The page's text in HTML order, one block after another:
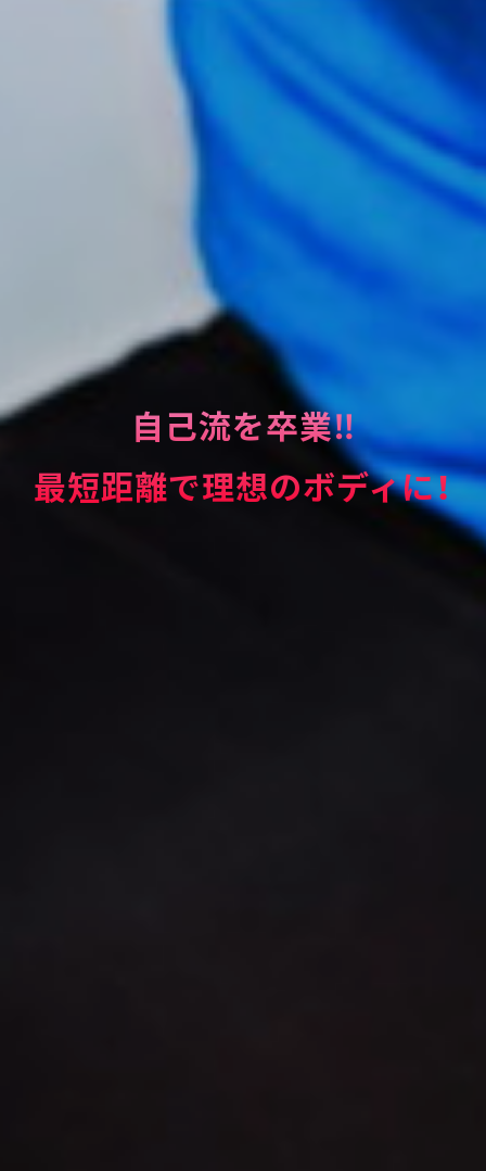
マイナス10歳の動けるカラ
ダは
ここから始まる！
自己流を卒業‼
最短距離で理想のボディに！
私のカラダは
私がデザインする！